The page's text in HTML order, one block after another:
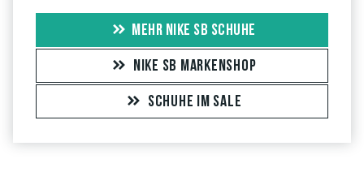
MEHR NIKE SB SCHUHE
NIKE SB MARKENSHOP
SCHUHE IM SALE